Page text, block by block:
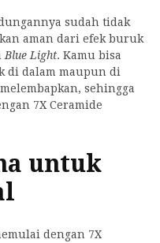
sudah tidak
aman dari efek buruk
Blue Light. Kamu bisa
di dalam maupun di
sehingga
7X Ceramide
untuk
dengan 7X